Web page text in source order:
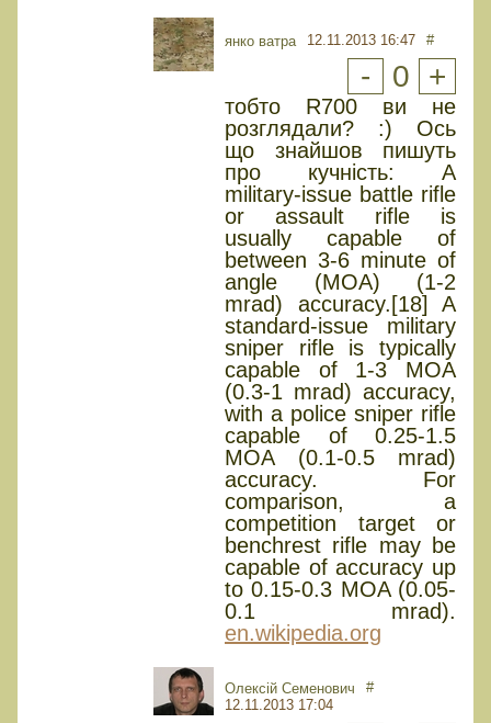
янко ватра 12.11.2013 16:47 #
- 0 +
тобто R700 ви не
розглядали? :) Ось
що знайшов пишуть
про кучність: A
military-issue battle rifle
or assault rifle is
usually capable of
between 3-6 minute of
angle (MOA) (1-2
mrad) accuracy.[18] A
standard-issue military
sniper rifle is typically
capable of 1-3 MOA
(0.3-1 mrad) accuracy,
with a police sniper rifle
capable of 0.25-1.5
MOA (0.1-0.5 mrad)
accuracy. For
comparison, a
competition target or
benchrest rifle may be
capable of accuracy up
to 0.15-0.3 MOA (0.05-
0.1 mrad).
en.wikipedia.org
Олексій Семенович
12.11.2013 17:04
#